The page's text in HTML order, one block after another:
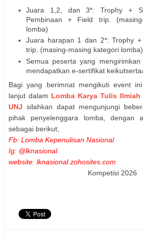
Juara 1,2, dan 3*: Trophy +
Pembinaan + Field trip.
lomba)
Juara harapan 1 dan 2*: Trophy
trip. (masing-masing kategori lomba)
Semua peserta yang
mendapatkan e-sertifikat
Bagi yang berimnat mengikuti event
lanjut dalam Lomba Karya Tulis
UNJ silahkan dapat mengunjungi
pihak penyelenggara lomba, dengan
sebagai berikut;
Fb: Lomba Kepenulisan Nasional
Ig: @lknasional
website: lknasional.zohosites.com
Kompetisi 2026